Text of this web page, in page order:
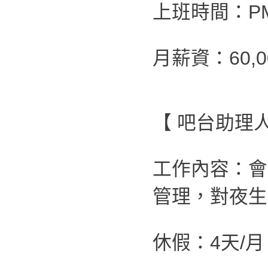
上班時間：
月薪資：
【 吧台助理
工作內容：
管理，對夜
休假：4天/